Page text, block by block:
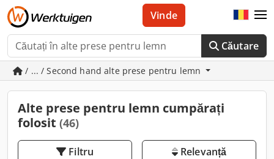
Căutare
Vinde
/ ... / Second hand alte prese pentru lemn
Alte prese pentru lemn cumpărați
folosit (46)
Filtru Relevanță